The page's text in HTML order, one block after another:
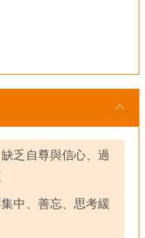
乏自尊與信心、過
中、善忘、思考緩